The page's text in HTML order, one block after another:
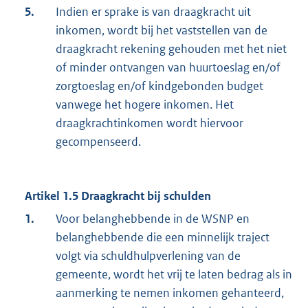
5.
Indien er sprake is van draagkracht uit
inkomen, wordt bij het vaststellen van de
draagkracht rekening gehouden met het niet
of minder ontvangen van huurtoeslag en/of
zorgtoeslag en/of kindgebonden budget
vanwege het hogere inkomen. Het
draagkrachtinkomen wordt hiervoor
gecompenseerd.
Artikel 1.5 Draagkracht bij schulden
1.
Voor belanghebbende in de WSNP en
belanghebbende die een minnelijk traject
volgt via schuldhulpverlening van de
gemeente, wordt het vrij te laten bedrag als in
aanmerking te nemen inkomen gehanteerd,